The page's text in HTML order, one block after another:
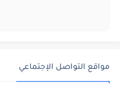
مواقع التواصل الإجتماعي